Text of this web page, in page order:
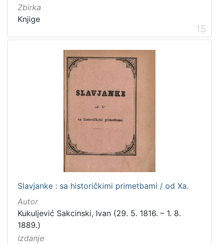
Zbirka
Knjige
15
Slavjanke : sa historičkimi primetbami / od Xa.
Autor
Kukuljević Sakcinski, Ivan (29. 5. 1816. – 1. 8.
1889.)
Izdanje